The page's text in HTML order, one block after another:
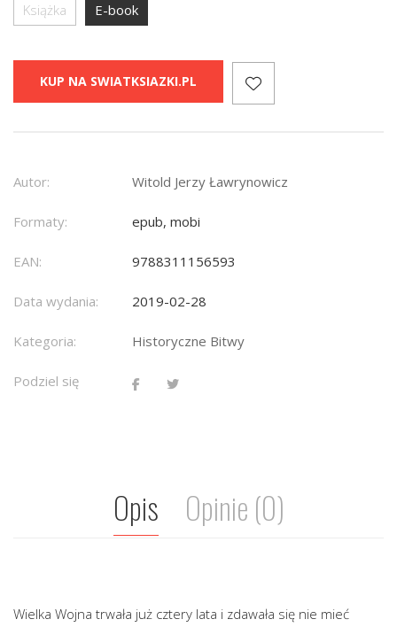
Książka E-book
KUP NA SWIATKSIAZKI.PL
Autor: Witold Jerzy Ławrynowicz
Formaty: epub, mobi
EAN: 9788311156593
Data wydania: 2019-02-28
Kategoria: Historyczne Bitwy
Podziel się
Opis Opinie (0)
Wielka Wojna trwała już cztery lata i zdawała się nie mieć